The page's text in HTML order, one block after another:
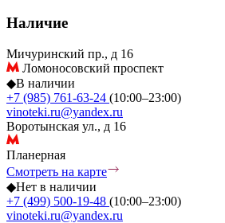
Наличие
Мичуринский пр., д 16
Ломоносовский проспект
◆В наличии
+7 (985) 761-63-24 (10:00–23:00)
vinoteki.ru@yandex.ru
Воротынская ул., д 16
Планерная
Смотреть на карте
◆Нет в наличии
+7 (499) 500-19-48 (10:00–23:00)
vinoteki.ru@yandex.ru